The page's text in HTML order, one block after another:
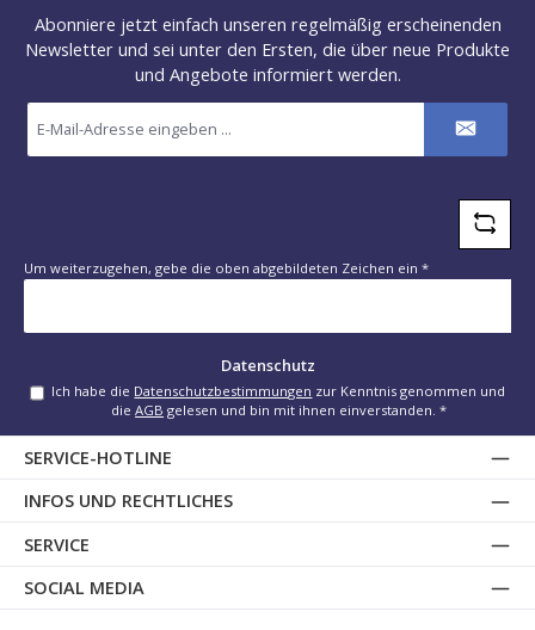
Abonniere jetzt einfach unseren regelmäßig erscheinenden
Newsletter und sei unter den Ersten, die über neue Produkte
und Angebote informiert werden.
Mail-
Um weiterzugehen, gebe die oben abgebildeten Zeichen ein *
Datenschutz
Ich habe die Datenschutzbestimmungen zur Kenntnis genommen und
dieAGB gelesen und bin mit ihnen einverstanden.*
SERVICE-HOTLINE
INFOS UND RECHTLICHES
SERVICE
SOCIAL MEDIA